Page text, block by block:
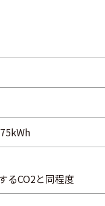
るCO2と同程度